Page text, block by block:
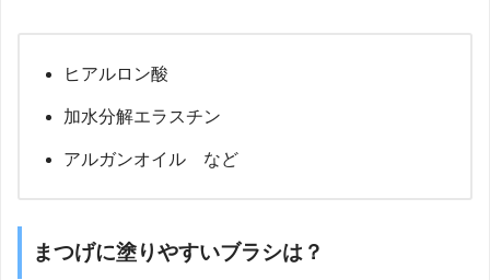
ヒアルロン酸
加水分解エラスチン
アルガンオイル など
まつげに塗りやすいブラシは？